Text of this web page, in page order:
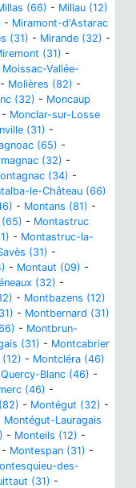
(66) - Millau (12)
- Miramont-d'Astarac
(31) - Mirande (32) -
(31) -
Moissac-Vallée-
- Molières (82) -
(32) - Moncaup
- Monclar-sur-Losse
(31) -
(65) -
(32) -
(34) -
le-Château (66)
- Montans (81) -
- Montastruc
- Montastruc-la-
(31) -
- Montaut (09) -
(32) -
- Montbazens (12)
- Montbernard (31)
- Montbrun-
(31) - Montcabrier
- Montcléra (46)
Blanc (46) -
(46) -
- Montégut (32) -
Montégut-Lauragais
- Monteils (12) -
- Montespan (31) -
des-
(31) -